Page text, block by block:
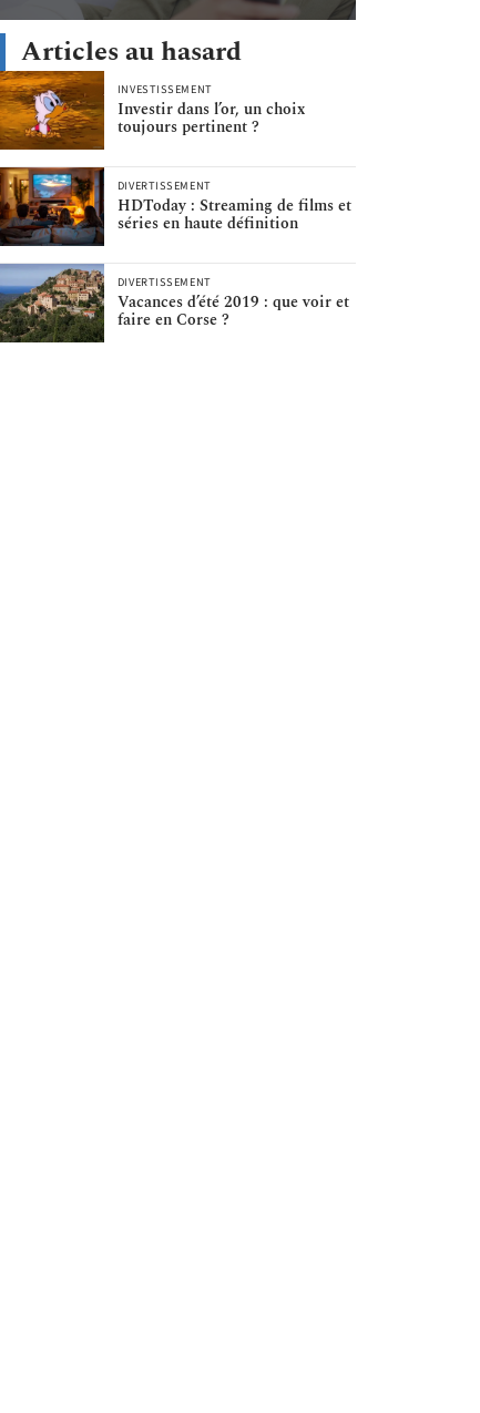
Articles au hasard
INVESTISSEMENT
Investir dans l’or, un choix
toujours pertinent ?
DIVERTISSEMENT
HDToday : Streaming de films et
séries en haute définition
DIVERTISSEMENT
Vacances d’été 2019 : que voir et
faire en Corse ?